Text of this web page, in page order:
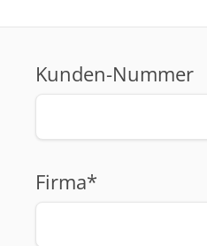
Kunden-Nummer
Firma*